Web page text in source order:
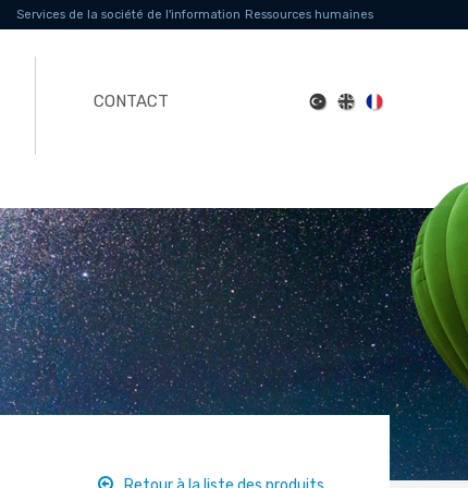
Services de la société de l'information Ressources humaines
CONTACT